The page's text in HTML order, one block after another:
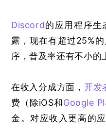
Discord的应用程序生
露，现在有超过25%
序，普及率还有不小的
在收入分成方面， 开发
费 （除iOS和Google
金。对应收入更高的应